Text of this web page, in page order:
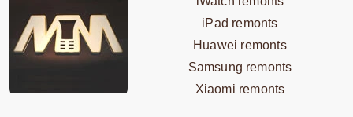
iPad remonts
Huawei remonts
Samsung remonts
Xiaomi remonts